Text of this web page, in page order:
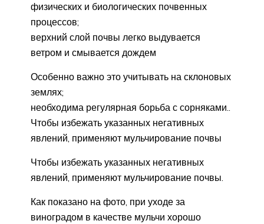
физических и биологических почвенных
процессов;
верхний слой почвы легко выдувается
ветром и смывается дождем
Особенно важно это учитывать на склоновых
землях;
необходима регулярная борьба с сорняками..
Чтобы избежать указанных негативных
явлений, применяют мульчирование почвы
Чтобы избежать указанных негативных
явлений, применяют мульчирование почвы.
Как показано на фото, при уходе за
виноградом в качестве мульчи хорошо